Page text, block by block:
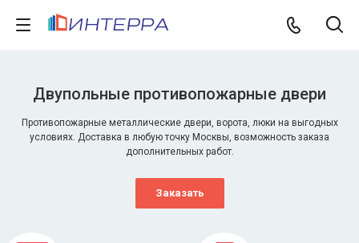
Двупольные противопожарные двери
Противопожарные металлические двери, ворота, люки на выгодных
условиях. Доставка в любую точку Москвы, возможность заказа
дополнительных работ.
Заказать